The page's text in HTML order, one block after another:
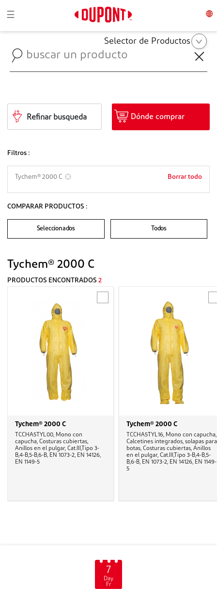
Toggle navigation
☰
Selector de Productos
Refinar busqueda Dónde comprar
Filtros :
Tychem® 2000 C Borrar todo
COMPARAR PRODUCTOS :
Seleccionados Todos
Tychem® 2000 C
PRODUCTOS ENCONTRADOS 2
Tychem® 2000 C
TCCHA5TYL00, Mono con
capucha, Costuras cubiertas,
Anillos en el pulgar, Cat.III,Tipo 3-
B,4-B,5-B,6-B, EN 1073-2, EN 14126,
EN 1149-5
Tychem® 2000 C
TCCHA5TYL16, Mono con capucha,
Calcetines integrados, solapas para
botas, Costuras cubiertas, Anillos
en el pulgar, Cat.III,Tipo 3-B,4-B,5-
B,6-B, EN 1073-2, EN 14126, EN 1149-
5
7
Day
Fr